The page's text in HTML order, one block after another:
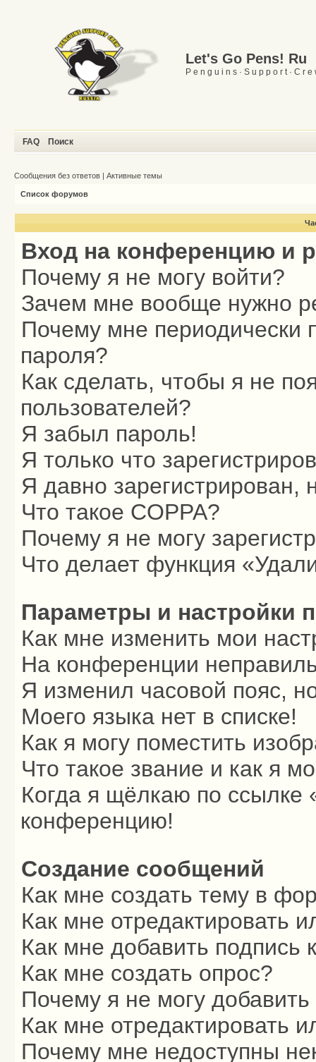
Let's Go Pens! Ru
P e n g u i n s · S u p p o r t · C r e
FAQ Поиск
Сообщения без ответов | Активные темы
Список форумов
Вход на конференцию и
Почему я не могу войти?
Зачем мне вообще нужно
Почему мне периодически
пароля?
Как сделать, чтобы я не
пользователей?
Я забыл пароль!
Я только что
Я давно зарегистрирован,
Что такое COPPA?
Почему я не могу
Что делает функция
Параметры и настройки
Как мне изменить мои
На конференции
Я изменил часовой пояс,
Моего языка нет в списке!
Как я могу поместить
Что такое звание и как я
Когда я щёлкаю по ссылке
конференцию!
Создание сообщений
Как мне создать тему в
Как мне отредактировать
Как мне добавить
Как мне создать опрос?
Почему я не могу
Как мне отредактировать
Почему мне недоступны